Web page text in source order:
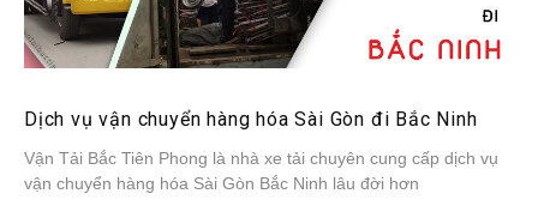
Dịch vụ vận chuyển hàng hóa Sài Gòn đi Bắc Ninh
Vận Tải Bắc Tiên Phong là nhà xe tải chuyên cung cấp dịch vụ
vận chuyển hàng hóa Sài Gòn Bắc Ninh lâu đời hơn